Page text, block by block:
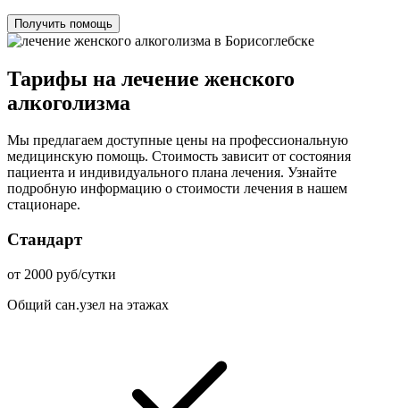
Получить помощь
Тарифы на лечение женского
алкоголизма
Мы предлагаем доступные цены на профессиональную
медицинскую помощь. Стоимость зависит от состояния
пациента и индивидуального плана лечения. Узнайте
подробную информацию о стоимости лечения в нашем
стационаре.
Стандарт
от 2000 руб/сутки
Общий сан.узел на этажах